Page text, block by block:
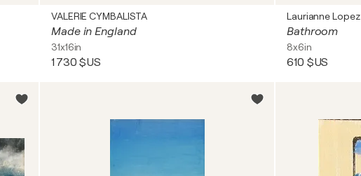
VALERIE CYMBALISTA
Made in England
31x16in
1 730 $US
Laurianne Lopez
Bathroom
8x6in
610 $US